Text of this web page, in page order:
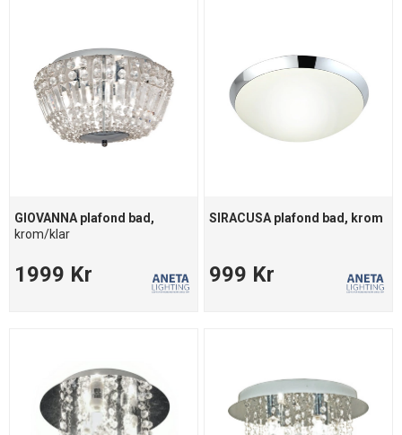
GIOVANNA plafond bad,
krom/klar
1999 Kr
SIRACUSA plafond bad, krom
999 Kr